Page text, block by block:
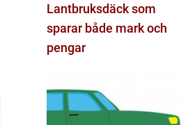
Lantbruksdäck som
sparar både mark och
pengar